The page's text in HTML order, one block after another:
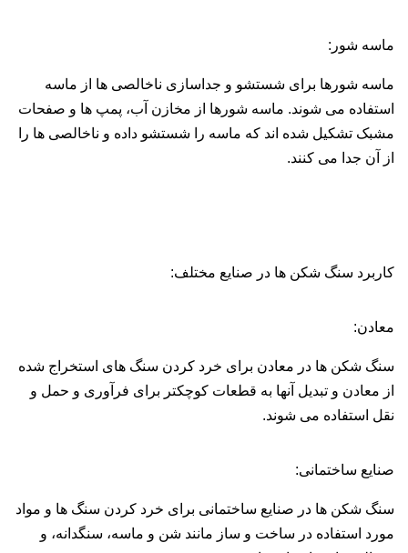
ماسه شور:
ماسه شورها برای شستشو و جداسازی ناخالصی ها از ماسه
استفاده می شوند. ماسه شورها از مخازن آب، پمپ ها و صفحات
مشبک تشکیل شده اند که ماسه را شستشو داده و ناخالصی ها را
از آن جدا می کنند.
کاربرد سنگ شکن ها در صنایع مختلف:
معادن:
سنگ شکن ها در معادن برای خرد کردن سنگ های استخراج شده
از معادن و تبدیل آنها به قطعات کوچکتر برای فرآوری و حمل و
نقل استفاده می شوند.
صنایع ساختمانی:
سنگ شکن ها در صنایع ساختمانی برای خرد کردن سنگ ها و مواد
مورد استفاده در ساخت و ساز مانند شن و ماسه، سنگدانه، و